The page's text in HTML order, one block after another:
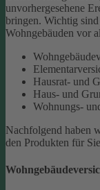
unvorhergesehene
bringen. Wichtig
Wohngebäuden vor
Hausrat- und
Haus- und
Wohnungs-
Nachfolgend haben
den Produkten für